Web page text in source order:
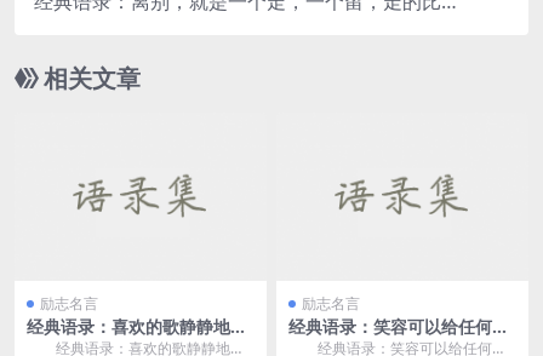
相关文章
励志名言
经典语录：喜欢的歌静静地
听，喜欢的人远远地看
经典语录：喜欢的歌静静地
励志名言
经典语录：笑容可以给任何
人，但你的心，只给一个人就
经典语录：笑容可以给任何